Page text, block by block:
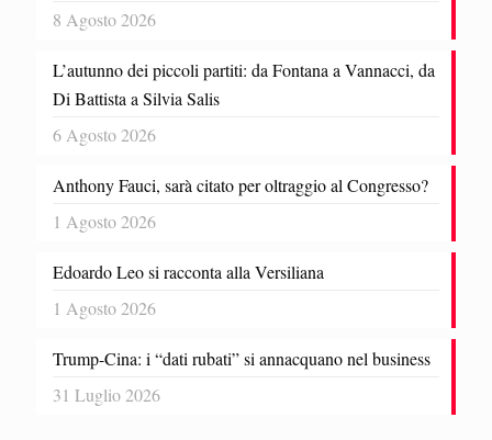
8 Agosto 2026
L’autunno dei piccoli partiti: da Fontana a Vannacci, da
Di Battista a Silvia Salis
6 Agosto 2026
Anthony Fauci, sarà citato per oltraggio al Congresso?
1 Agosto 2026
Edoardo Leo si racconta alla Versiliana
1 Agosto 2026
Trump-Cina: i “dati rubati” si annacquano nel business
31 Luglio 2026